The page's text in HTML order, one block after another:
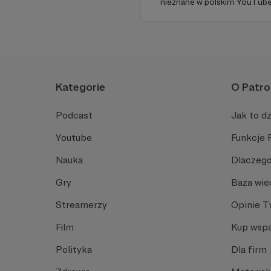
Kategorie
Podcast
Youtube
Nauka
Gry
Streamerzy
Film
Polityka
O
Jak to
Funkcje
Baza
Opinie
Kup
Dla firm